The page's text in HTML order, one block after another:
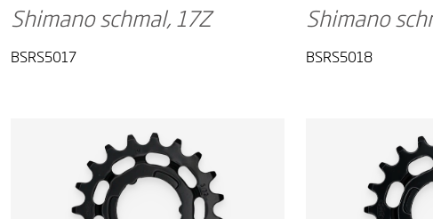
Shimano schmal, 17Z
BSRS5017
Shimano
BSRS5018